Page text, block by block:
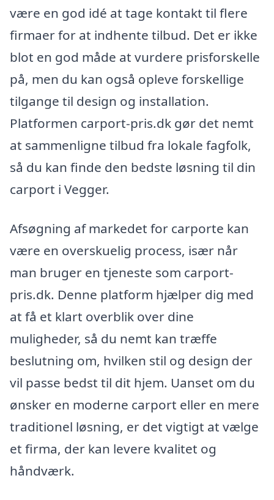
være en god idé at tage kontakt til flere
firmaer for at indhente tilbud. Det er ikke
blot en god måde at vurdere prisforskelle
på, men du kan også opleve forskellige
tilgange til design og installation.
Platformen carport-pris.dk gør det nemt
at sammenligne tilbud fra lokale fagfolk,
så du kan finde den bedste løsning til din
carport i Vegger.
Afsøgning af markedet for carporte kan
være en overskuelig process, især når
man bruger en tjeneste som carport-
pris.dk. Denne platform hjælper dig med
at få et klart overblik over dine
muligheder, så du nemt kan træffe
beslutning om, hvilken stil og design der
vil passe bedst til dit hjem. Uanset om du
ønsker en moderne carport eller en mere
traditionel løsning, er det vigtigt at vælge
et firma, der kan levere kvalitet og
håndværk.